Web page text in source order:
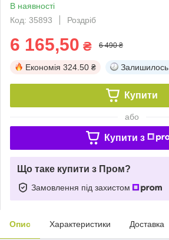
В наявності
Код: 35893
Роздріб
6 165,50 ₴ 6 490 ₴
Економія 324.50 ₴ Залишилось
Купити
або
Купити з
Що таке купити з Пром?
Замовлення під захистом
Опис Характеристики Доставка